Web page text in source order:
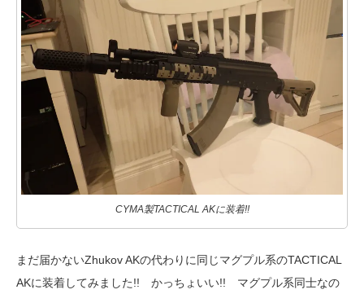
CYMA製TACTICAL AKに装着!!
まだ届かないZhukov AKの代わりに同じマグプル系のTACTICAL
AKに装着してみました!! かっちょいい!! マグプル系同士なの